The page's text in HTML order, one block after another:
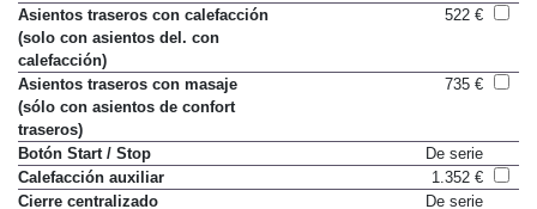
Asientos delanteros eléctricos
De serie
Asientos traseros con calefacción
(solo con asientos del. con
calefacción)
Asientos traseros con masaje
(sólo con asientos de confort
traseros)
Botón Start / Stop
De serie
Calefacción auxiliar
1.352 €